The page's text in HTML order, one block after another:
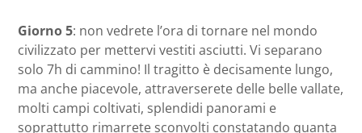
Giorno 5: non vedrete l’ora di tornare nel mondo
civilizzato per mettervi vestiti asciutti. Vi separano
solo 7h di cammino! Il tragitto è decisamente lungo,
ma anche piacevole, attraverserete delle belle vallate,
molti campi coltivati, splendidi panorami e
soprattutto rimarrete sconvolti constatando quanta